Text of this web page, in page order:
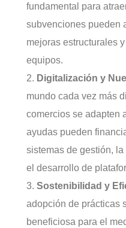
fundamental para
subvenciones pueden
mejoras estructurales
equipos.
Digitalización y
mundo cada vez más
comercios se adapten
ayudas pueden
sistemas de gestión,
el desarrollo de
Sostenibilidad y
adopción de prácticas
beneficiosa para el